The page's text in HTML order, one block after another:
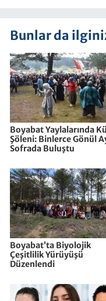
Bunlar da
Boyabat Yaylalarında
Şöleni: Binlerce Gönül
Sofrada Buluştu
Boyabat’ta Biyolojik
Çeşitlilik Yürüyüşü
Düzenlendi